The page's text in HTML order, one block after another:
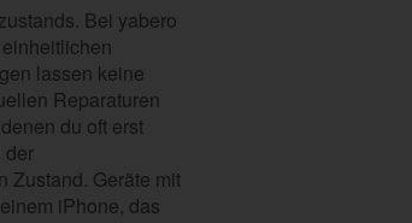
Bei yabero
lassen keine
Reparaturen
du oft erst
der
Zustand. Geräte mit
iPhone, das